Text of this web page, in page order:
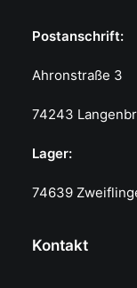
Postanschrift:
Ahronstraße 3
74243
Lager:
74639
Kontakt